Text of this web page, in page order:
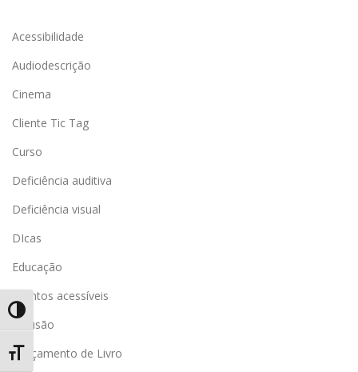
Alternar Alto Contraste
Alternar Tamanho da Fonte
Acessibilidade
Audiodescrição
Cinema
Cliente Tic Tag
Curso
Deficiência auditiva
Deficiência visual
DIcas
Educação
Eventos acessíveis
inclusão
Lançamento de Livro